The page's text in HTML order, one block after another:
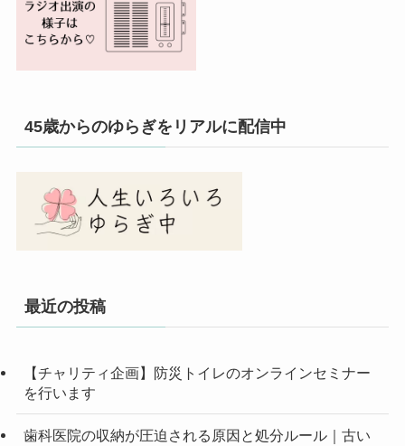
45歳からのゆらぎをリアルに配信中
最近の投稿
【チャリティ企画】防災トイレのオンラインセミナー
を行います
歯科医院の収納が圧迫される原因と処分ルール｜古い